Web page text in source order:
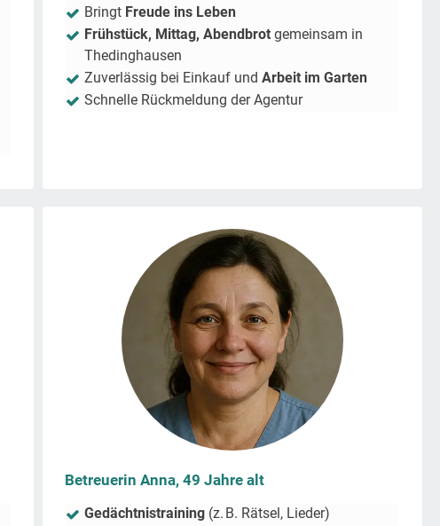
Bringt Freude ins Leben
Frühstück, Mittag, Abendbrot gemeinsam in
Thedinghausen
Zuverlässig bei Einkauf und Arbeit im Garten
Schnelle Rückmeldung der Agentur
Betreuerin Anna, 49 Jahre alt
Gedächtnistraining (z. B. Rätsel, Lieder)